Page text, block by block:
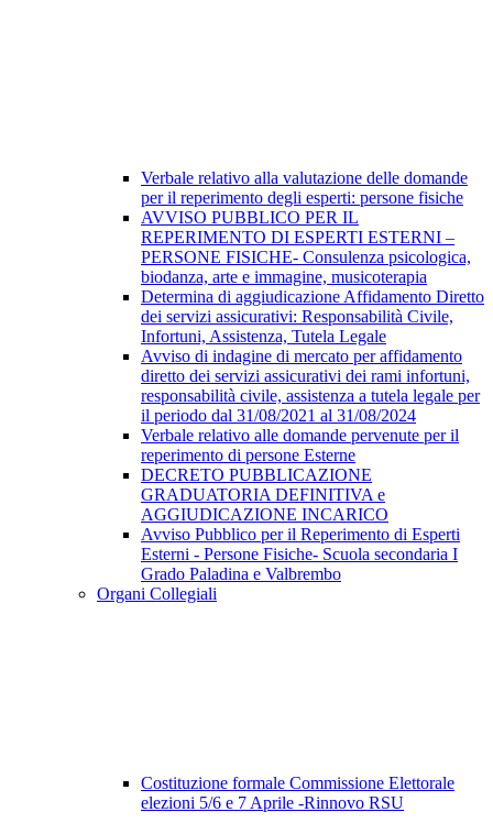
Verbale relativo alla valutazione delle domande
per il reperimento degli esperti: persone fisiche
AVVISO PUBBLICO PER IL
REPERIMENTO DI ESPERTI ESTERNI –
PERSONE FISICHE- Consulenza psicologica,
biodanza, arte e immagine, musicoterapia
Determina di aggiudicazione Affidamento Diretto
dei servizi assicurativi: Responsabilità Civile,
Infortuni, Assistenza, Tutela Legale
Avviso di indagine di mercato per affidamento
diretto dei servizi assicurativi dei rami infortuni,
responsabilità civile, assistenza a tutela legale per
il periodo dal 31/08/2021 al 31/08/2024
Verbale relativo alle domande pervenute per il
reperimento di persone Esterne
DECRETO PUBBLICAZIONE
GRADUATORIA DEFINITIVA e
AGGIUDICAZIONE INCARICO
Avviso Pubblico per il Reperimento di Esperti
Esterni - Persone Fisiche- Scuola secondaria I
Grado Paladina e Valbrembo
Organi Collegiali
Costituzione formale Commissione Elettorale
elezioni 5/6 e 7 Aprile -Rinnovo RSU